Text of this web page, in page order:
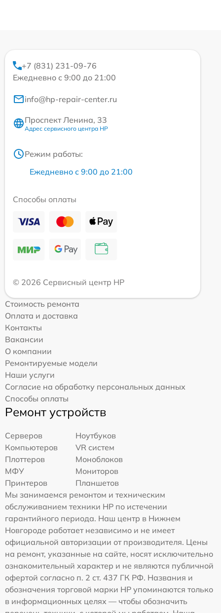
+7 (831) 231-09-76
Ежедневно с 9:00 до 21:00
info@hp-repair-center.ru
Проспект Ленина, 33
Адрес сервисного центра HP
Режим работы:
Ежедневно с 9:00 до 21:00
Способы оплаты
© 2026 Сервисный центр HP
Стоимость ремонта
Оплата и доставка
Контакты
Вакансии
О компании
Ремонтируемые модели
Наши услуги
Согласие на обработку персональных данных
Способы оплаты
Ремонт устройств
Серверов
Ноутбуков
Компьютеров
VR систем
Плоттеров
Моноблоков
МФУ
Мониторов
Принтеров
Планшетов
Мы занимаемся ремонтом и техническим
обслуживанием техники HP по истечении
гарантийного периода. Наш центр в Нижнем
Новгороде работает независимо и не имеет
официальной авторизации от производителя. Цены
на ремонт, указанные на сайте, носят исключительно
ознакомительный характер и не являются публичной
офертой согласно п. 2 ст. 437 ГК РФ. Названия и
обозначения торговой марки HP упоминаются только
в информационных целях — чтобы обозначить